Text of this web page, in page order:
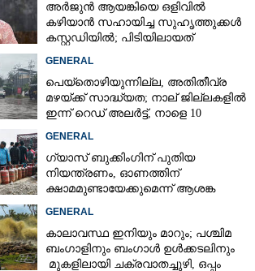
അർജുൻ ആയങ്കിയെ ഒളിവിൽ
കഴിയാൻ സഹായിച്ച സുഹൃത്തുക്കൾ
കസ്റ്റഡിയിൽ; പിടിയിലായത്
GENERAL
പെയ്തൊഴിയുന്നില്ല, അതിതീവ്ര
മഴയ്ക്ക് സാദ്ധ്യത;​ നാല് ജില്ലകളിൽ
ഇന്ന് റെഡ് അലർട്ട്,​ നാളെ 10
GENERAL
ഗ്യാസ് ബുക്കിംഗിന് പുതിയ
നിയന്ത്രണം, ഓണത്തിന്
ക്ഷാമമുണ്ടായേക്കുമെന്ന് ആശങ്ക
GENERAL
കാലാവസ്ഥ ഇനിയും മാറും; പശ്ചിമ
ബംഗാളിനും ബംഗാൾ ഉൾക്കടലിനും
മുകളിലായി ചക്രവാതച്ചുഴി, ഒപ്പം
Share this link